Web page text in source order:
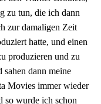
zu tun, die ich dann
zur damaligen Zeit
hatte, und einen
produzieren und zu
dann meine
Movies immer wieder
so wurde ich schon